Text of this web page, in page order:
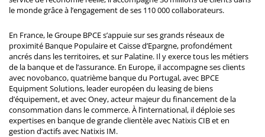
le monde grâce à l’engagement de ses 110 000 collaborateurs.
En France, le Groupe BPCE s’appuie sur ses grands réseaux de
proximité Banque Populaire et Caisse d’Epargne, profondément
ancrés dans les territoires, et sur Palatine. Il y exerce tous les métiers
de la banque et de l’assurance. En Europe, il accompagne ses clients
avec novobanco, quatrième banque du Portugal, avec BPCE
Equipment Solutions, leader européen du leasing de biens
d’équipement, et avec Oney, acteur majeur du financement de la
consommation dans le commerce. À l’international, il déploie ses
expertises en banque de grande clientèle avec Natixis CIB et en
gestion d’actifs avec Natixis IM.